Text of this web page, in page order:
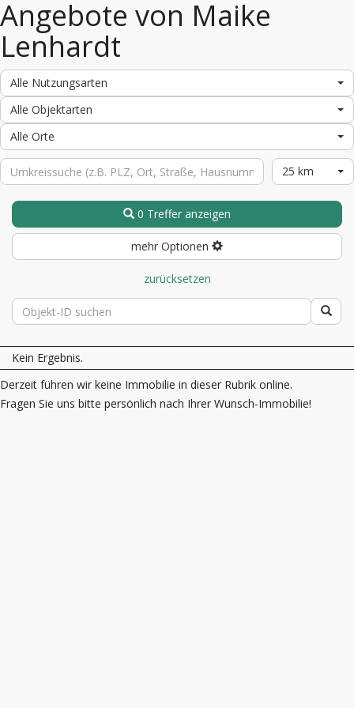
Angebote von Maike
Lenhardt
Alle Nutzungsarten
Alle Objektarten
Alle Orte
25 km
0 Treffer anzeigen
mehr Optionen
zurücksetzen
Kein Ergebnis.
Derzeit führen wir keine Immobilie in dieser Rubrik online.
Fragen Sie uns bitte persönlich nach Ihrer Wunsch-Immobilie!